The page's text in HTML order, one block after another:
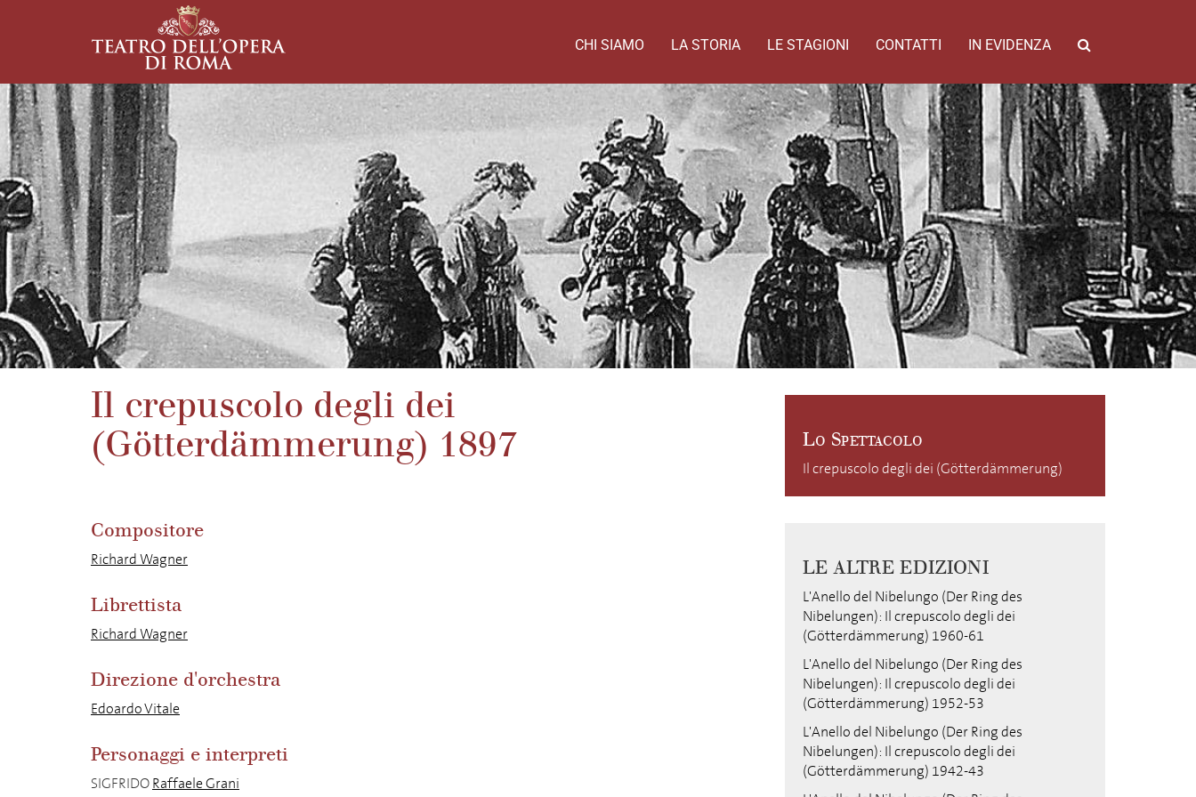
CHI SIAMO LA STORIA LE STAGIONI CONTATTI IN EVIDENZA
Il crepuscolo degli dei
(Götterdämmerung) 1897
Compositore
Richard Wagner
Librettista
Richard Wagner
Direzione d'orchestra
Edoardo Vitale
Personaggi e interpreti
SIGFRIDORaffaele Grani
Lo Spettacolo
Il crepuscolo degli dei (Götterdämmerung)
LE ALTRE EDIZIONI
L'Anello del Nibelungo (Der Ring des
Nibelungen): Il crepuscolo degli dei
(Götterdämmerung) 1960-61
L'Anello del Nibelungo (Der Ring des
Nibelungen): Il crepuscolo degli dei
(Götterdämmerung) 1952-53
L'Anello del Nibelungo (Der Ring des
Nibelungen): Il crepuscolo degli dei
(Götterdämmerung) 1942-43